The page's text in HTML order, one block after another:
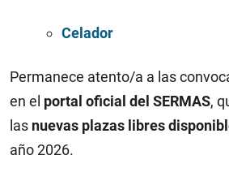
Celador
Permanece atento/a a las
en el portal oficial del SERMAS,
las nuevas plazas libres
año 2026.